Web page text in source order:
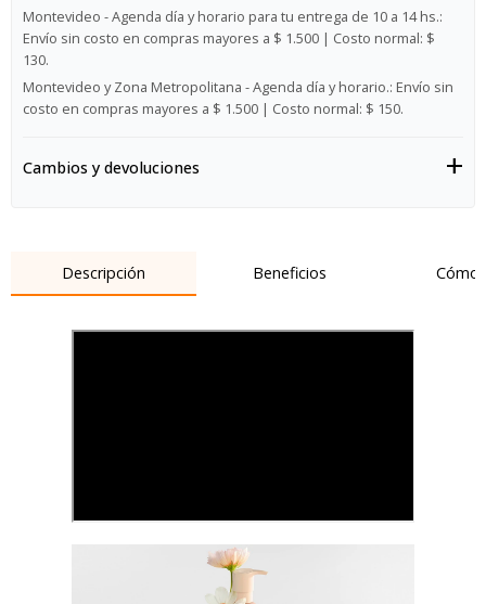
Montevideo - Agenda día y horario para tu entrega de 10 a 14 hs.:
Envío sin costo en compras mayores a $ 1.500 | Costo normal: $
130.
Montevideo y Zona Metropolitana - Agenda día y horario.: Envío sin
costo en compras mayores a $ 1.500 | Costo normal: $ 150.
Cambios y devoluciones
Descripción Beneficios Cómo